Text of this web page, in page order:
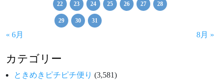
22 23 24 25 26 27 28
29 30 31
« 6月 8月 »
カテゴリー
ときめきピチピチ便り (3,581)